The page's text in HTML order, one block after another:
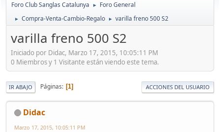
Foro Club Sanglas Catalunya ► Foro General
► Compra-Venta-Cambio-Regalo ► varilla freno 500 S2
varilla freno 500 S2
Iniciado por Didac, Marzo 17, 2015, 10:05:11 PM
0 Miembros y 1 Visitante están viendo este tema.
IR ABAJO Páginas 1 ACCIONES DEL USUARIO
Didac
Marzo 17, 2015, 10:05:11 PM